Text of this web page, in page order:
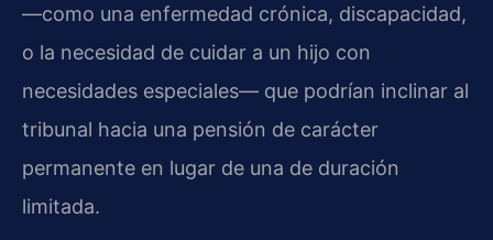
—como una enfermedad crónica, discapacidad,
o la necesidad de cuidar a un hijo con
necesidades especiales— que podrían inclinar al
tribunal hacia una pensión de carácter
permanente en lugar de una de duración
limitada.